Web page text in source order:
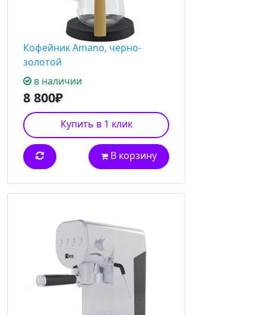
Кофейник Amano, черно-
золотой
в наличии
8 800₽
Купить в 1 клик
В корзину